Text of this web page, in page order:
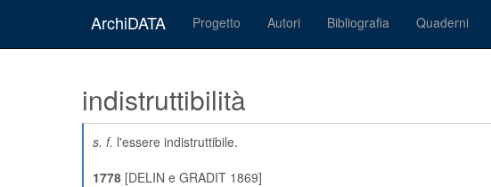
ArchiDATA Progetto Autori Bibliografia Quaderni
indistruttibilità
s. f. l'essere indistruttibile.
1778 [DELIN e GRADIT 1869]